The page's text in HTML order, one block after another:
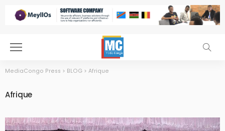
MediaCongo Press > BLOG > Afrique
Afrique